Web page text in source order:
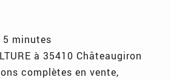
5 minutes
à 35410 Châteaugiron
complètes en vente,